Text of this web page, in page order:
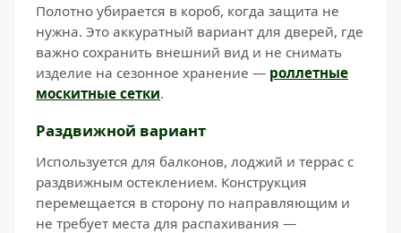
Полотно убирается в короб, когда защита не
нужна. Это аккуратный вариант для дверей, где
важно сохранить внешний вид и не снимать
изделие на сезонное хранение — роллетные
москитные сетки.
Раздвижной вариант
Используется для балконов, лоджий и террас с
раздвижным остеклением. Конструкция
перемещается в сторону по направляющим и
не требует места для распахивания —